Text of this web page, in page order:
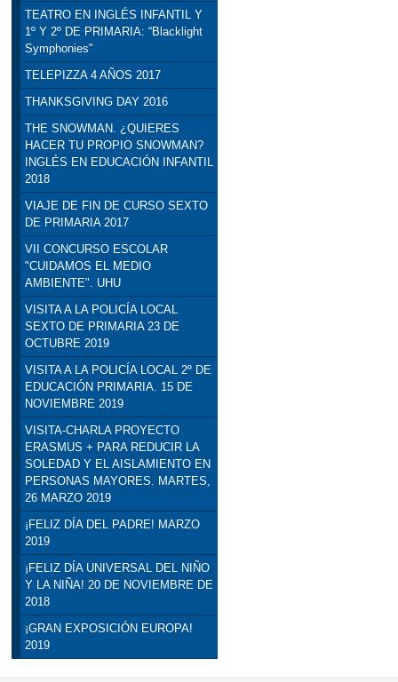
TEATRO EN INGLÉS INFANTIL Y
1º Y 2º DE PRIMARIA: “Blacklight
Symphonies"
TELEPIZZA 4 AÑOS 2017
THANKSGIVING DAY 2016
THE SNOWMAN. ¿QUIERES
HACER TU PROPIO SNOWMAN?
INGLÉS EN EDUCACIÓN INFANTIL
2018
VIAJE DE FIN DE CURSO SEXTO
DE PRIMARIA 2017
VII CONCURSO ESCOLAR
"CUIDAMOS EL MEDIO
AMBIENTE". UHU
VISITA A LA POLICÍA LOCAL
SEXTO DE PRIMARIA 23 DE
OCTUBRE 2019
VISITA A LA POLICÍA LOCAL 2º DE
EDUCACIÓN PRIMARIA. 15 DE
NOVIEMBRE 2019
VISITA-CHARLA PROYECTO
ERASMUS + PARA REDUCIR LA
SOLEDAD Y EL AISLAMIENTO EN
PERSONAS MAYORES. MARTES,
26 MARZO 2019
¡FELIZ DÍA DEL PADRE! MARZO
2019
¡FELIZ DÍA UNIVERSAL DEL NIÑO
Y LA NIÑA! 20 DE NOVIEMBRE DE
2018
¡GRAN EXPOSICIÓN EUROPA!
2019